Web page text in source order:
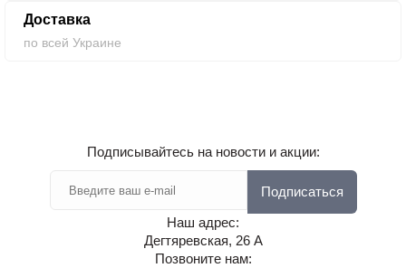
Доставка
по всей Украине
Подписывайтесь на новости и акции:
Подписаться
Наш адрес:
Дегтяревская, 26 А
Позвоните нам: